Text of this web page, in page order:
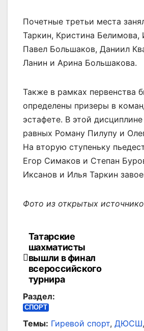
Почетные третьи места
Таркин, Кристина Белимова,
Павел Большаков, Даниил
Ланин и Арина Большакова.
Также в рамках первенства
определены призеры в
эстафете. В этой
равных Роману Пилупу и
На вторую ступеньку
Егор Симаков и Степан
Иксанов и Илья Таркин
Фото из открытых
Навигация
по
записям
Татарские
шахматисты
вышли в финал
всероссийского
турнира
Раздел:
СПОРТ
Темы: Гиревой спорт, ДЮСШ,